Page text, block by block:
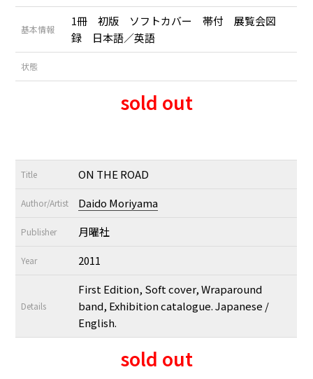
基本情報
1冊 初版 ソフトカバー 帯付 展覧会図
録 日本語／英語
状態
sold out
Title ON THE ROAD
Author/Artist Daido Moriyama
Publisher 月曜社
Year 2011
Details
First Edition, Soft cover, Wraparound
band, Exhibition catalogue. Japanese /
English.
sold out